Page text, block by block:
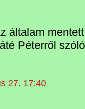
általam
Péterről
27. 17:40